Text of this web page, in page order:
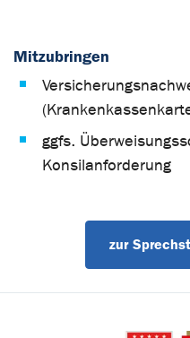
Mitzubringen
ggfs.
Konsilanforderung
zur